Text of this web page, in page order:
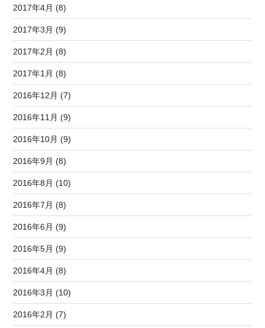
2017年4月 (8)
2017年3月 (9)
2017年2月 (8)
2017年1月 (8)
2016年12月 (7)
2016年11月 (9)
2016年10月 (9)
2016年9月 (8)
2016年8月 (10)
2016年7月 (8)
2016年6月 (9)
2016年5月 (9)
2016年4月 (8)
2016年3月 (10)
2016年2月 (7)